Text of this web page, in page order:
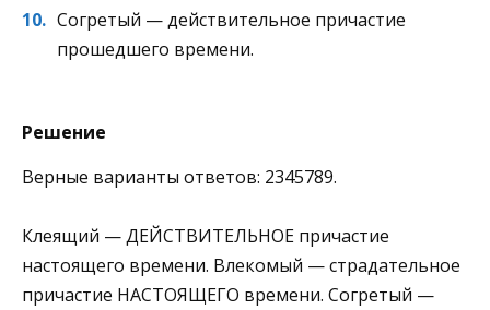
Согретый — действительное причастие
прошедшего времени.
Решение
Верные варианты ответов: 2345789.
Клеящий — ДЕЙСТВИТЕЛЬНОЕ причастие
настоящего времени. Влекомый — страдательное
причастие НАСТОЯЩЕГО времени. Согретый —